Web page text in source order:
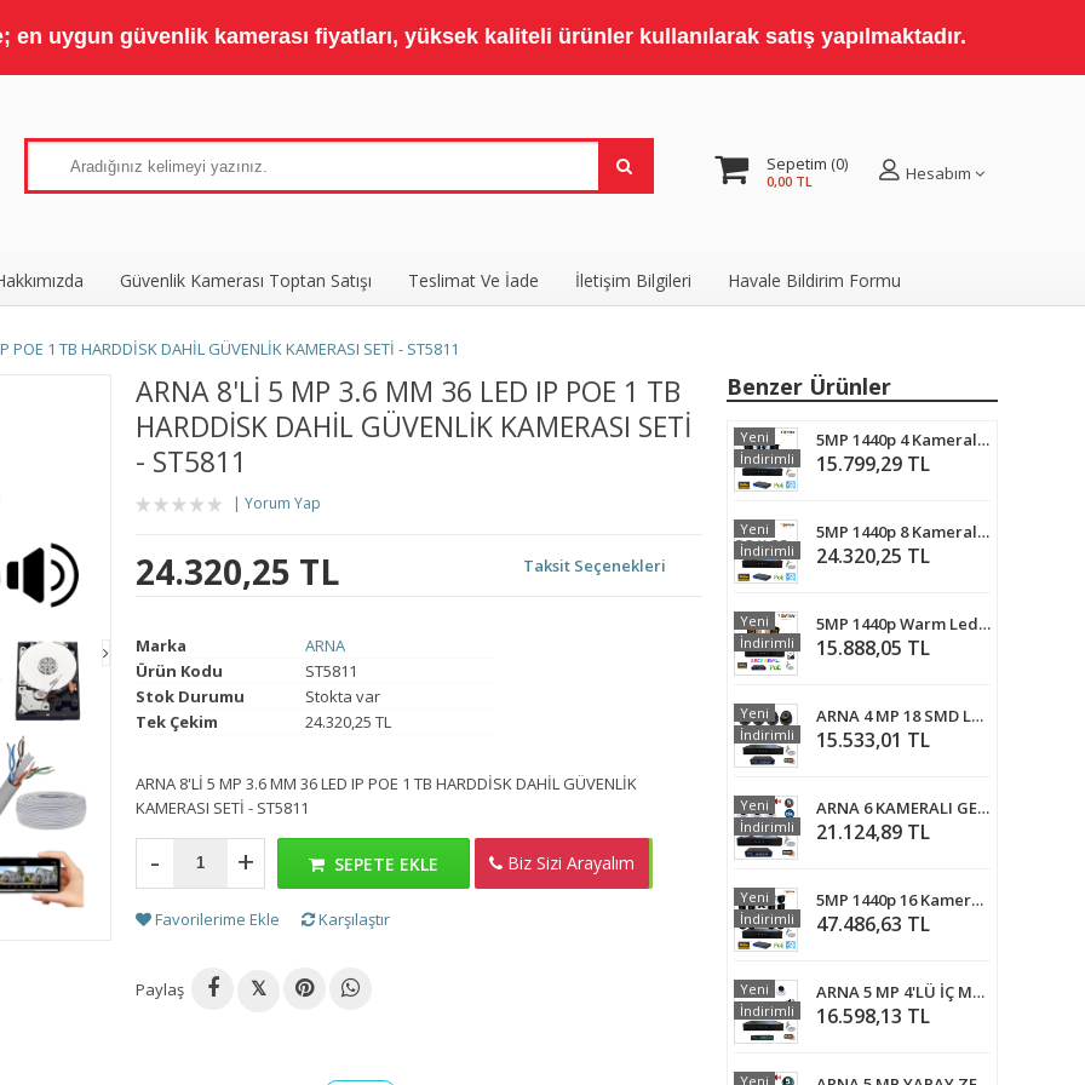
uygun güvenlik kamerası fiyatları, yüksek kaliteli ürünler kullanılarak satış yapılmaktadır.
Sepetim 0
0,00 TL Hesabım
Güvenlik Kamerası Toptan Satışı Teslimat Ve İade İletişim Bilgileri Havale Bildirim Formu
POE 1 TB HARDDİSK DAHİL GÜVENLİK KAMERASI SETİ - ST5811
ARNA 8'Lİ 5 MP 3.6 MM 36 LED IP POE 1 TB
HARDDİSK DAHİL GÜVENLİK KAMERASI SETİ
- ST5811
Yorum Yap
24.320,25 TL Taksit Seçenekleri
Marka
ARNA
Ürün Kodu
ST5811
Stok Durumu
Stokta var
Tek Çekim
24.320,25 TL
ARNA 8'Lİ 5 MP 3.6 MM 36 LED IP POE 1 TB HARDDİSK DAHİL GÜVENLİK
KAMERASI SETİ - ST5811
- + SEPETE EKLE HEMEN AL
Favorilerime Ekle Karşılaştır
Biz Sizi Arayalım
Paylaş 𝕏
Benzer Ürünler
5MP 1440p 4 Kameralı 320GB Harddisk Dahil IP Poe Güvenlik Kamerası Seti - ST-54320
15.799,29 TL
Yeni
İndirimli
5MP 1440p 8 Kameralı 320GB Harddisk Dahil IP Poe Güvenlik Kamerası Seti - ST-58320
24.320,25 TL
Yeni
İndirimli
5MP 1440p Warm Led 4 Kameralı 320GB Harddisk Dahil IP Poe Güvenlik Kamerası Seti - ST-54320W
15.888,05 TL
Yeni
İndirimli
ARNA 4 MP 18 SMD LED 3.6 MM GENİŞ AÇI 500 GB HDD DAHİL İÇ MEKAN GÜVENLİK KAMERA SETİ - ST445001914
15.533,01 TL
Yeni
İndirimli
ARNA 6 KAMERALI GECE RENKLİ YAPAY ZEKA GERÇEK 5 MP 1 TB HDD DAHİL İÇ MEKAN GÜVENLİK SETİ - ST651B
21.124,89 TL
Yeni
İndirimli
5MP 1440p 16 Kameralı 1TB Harddisk Dahil IP Poe Güvenlik Kamerası Seti - ST-5161TB
47.486,63 TL
Yeni
İndirimli
ARNA 5 MP 4'LÜ İÇ MEKAN 1 TB HDD DAHİL GÜVENLİK KAMERASI SETİ - ST5411
16.598,13 TL
Yeni
İndirimli
Yeni